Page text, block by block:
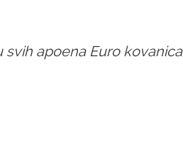
apoena Euro kovanica